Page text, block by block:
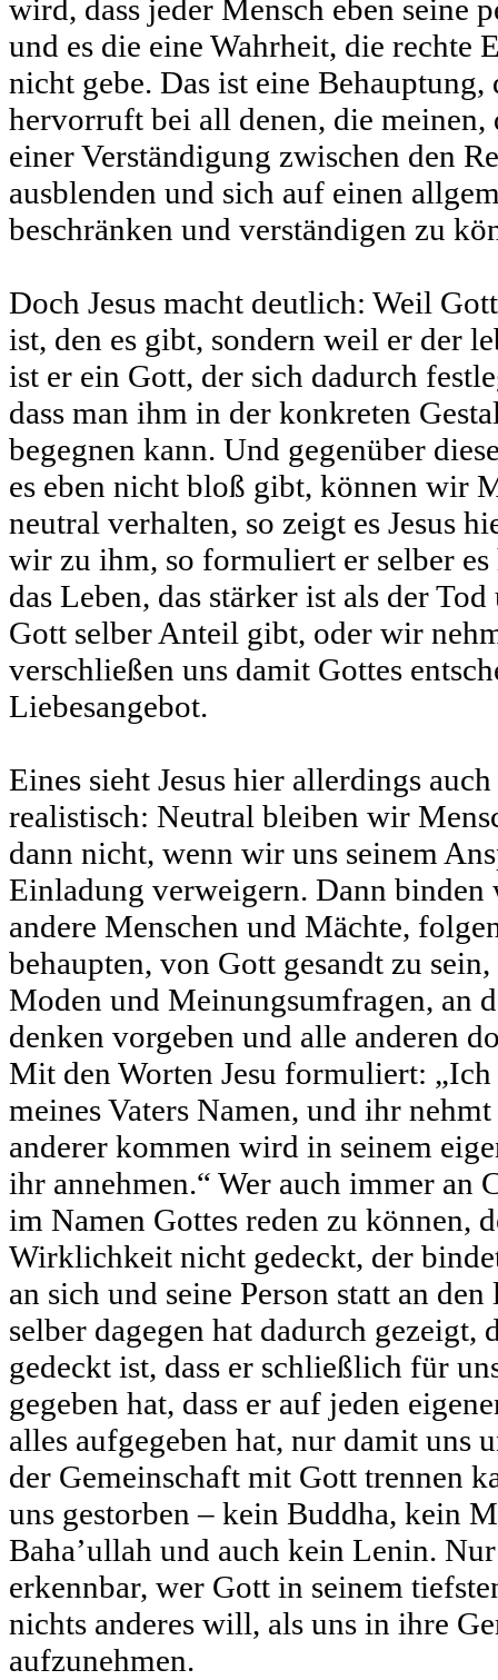
wird, dass jeder Mensch eben seine
und es die eine Wahrheit, die rechte
nicht gebe. Das ist eine
hervorruft bei all denen, die meinen,
einer Verständigung zwischen den
ausblenden und sich auf einen
beschränken und verständigen zu
Doch Jesus macht deutlich: Weil
ist, den es gibt, sondern weil er der
ist er ein Gott, der sich dadurch
dass man ihm in der konkreten
begegnen kann. Und gegenüber
es eben nicht bloß gibt, können wir
neutral verhalten, so zeigt es Jesus
wir zu ihm, so formuliert er selber
das Leben, das stärker ist als der
Gott selber Anteil gibt, oder wir
verschließen uns damit Gottes
Liebesangebot.
Eines sieht Jesus hier allerdings
realistisch: Neutral bleiben wir
dann nicht, wenn wir uns seinem
Einladung verweigern. Dann binden
andere Menschen und Mächte,
behaupten, von Gott gesandt zu
Moden und Meinungsumfragen, an
denken vorgeben und alle anderen
Mit den Worten Jesu formuliert:
meines Vaters Namen, und ihr
anderer kommen wird in seinem
ihr annehmen.“ Wer auch immer an
im Namen Gottes reden zu können,
Wirklichkeit nicht gedeckt, der
an sich und seine Person statt an
selber dagegen hat dadurch gezeigt,
gedeckt ist, dass er schließlich für
gegeben hat, dass er auf jeden
alles aufgegeben hat, nur damit uns
der Gemeinschaft mit Gott trennen
uns gestorben – kein Buddha, kein
Baha’ullah und auch kein Lenin.
erkennbar, wer Gott in seinem
nichts anderes will, als uns in ihre
aufzunehmen.